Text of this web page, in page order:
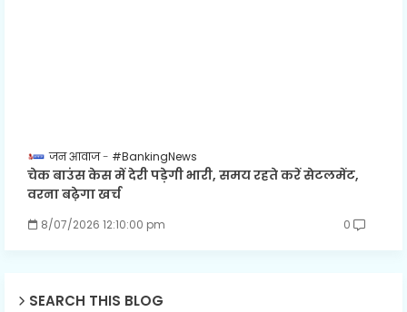
जन आवाज #BankingNews
चेक बाउंस केस में देरी पड़ेगी भारी, समय रहते करें सेटलमेंट,
वरना बढ़ेगा खर्च
8/07/2026 12:10:00 pm 0
SEARCH THIS BLOG